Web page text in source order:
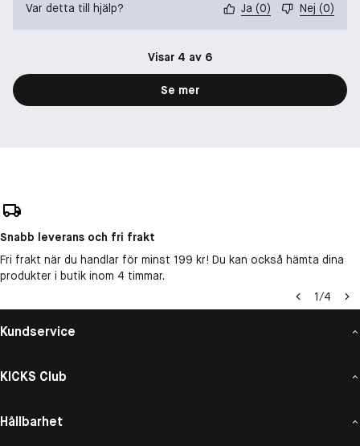
Var detta till hjälp? Ja (0) Nej (0)
Visar 4 av 6
Se mer
Snabb leverans och fri frakt
Fri frakt när du handlar för minst 199 kr! Du kan också hämta dina
produkter i butik inom 4 timmar.
1/4
Kundservice
KICKS Club
Hållbarhet